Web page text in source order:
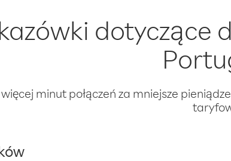
dotyczące
minut połączeń za mniejsze